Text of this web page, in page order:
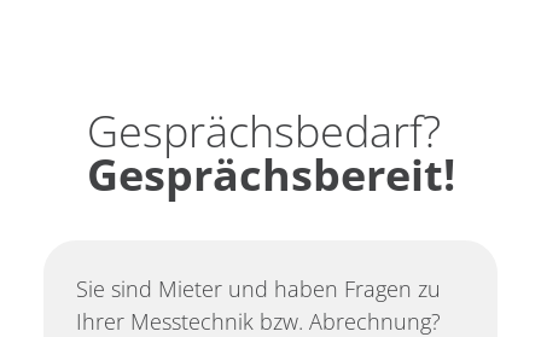
Gesprächsbedarf?
Gesprächsbereit!
Sie sind Mieter und haben Fragen zu
Ihrer Messtechnik bzw. Abrechnung?